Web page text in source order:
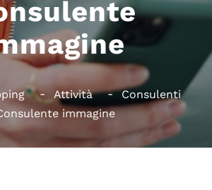
Attività
Consulenti
immagine